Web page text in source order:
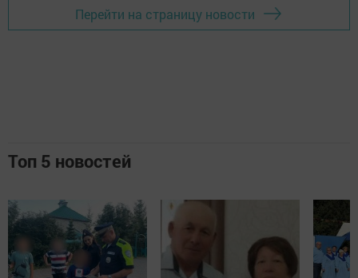
Перейти на страницу новости
Топ 5 новостей